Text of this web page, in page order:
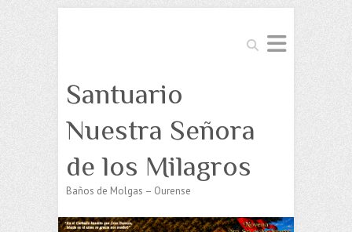
Buscar
Santuario
Nuestra Señora
de los Milagros
Baños de Molgas – Ourense